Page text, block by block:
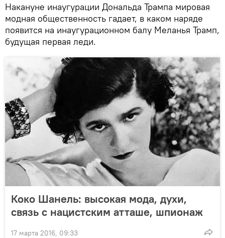
Накануне инаугурации Дональда Трампа мировая
модная общественность гадает, в каком наряде
появится на инаугурационном балу Меланья Трамп,
будущая первая леди.
Коко Шанель: высокая мода, духи,
связь с нацистским атташе, шпионаж
17 марта 2016, 09:33